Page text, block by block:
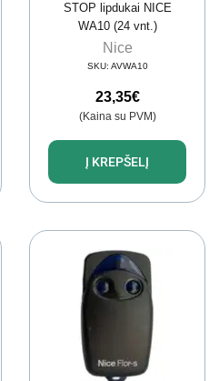
STOP lipdukai NICE
WA10 (24 vnt.)
Nice
SKU: AVWA10
23,35€
(Kaina su PVM)
Į KREPŠELĮ